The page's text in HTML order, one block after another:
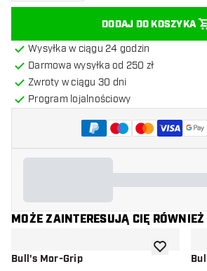
DODAJ DO KOSZYKA
Wysyłka w ciągu 24 godzin
Darmowa wysyłka od 250 zł
Zwroty w ciągu 30 dni
Program lojalnościowy
MOŻE ZAINTERESUJĄ CIĘ RÓWNIEŻ
Bull's Mor-Grip dodaj do